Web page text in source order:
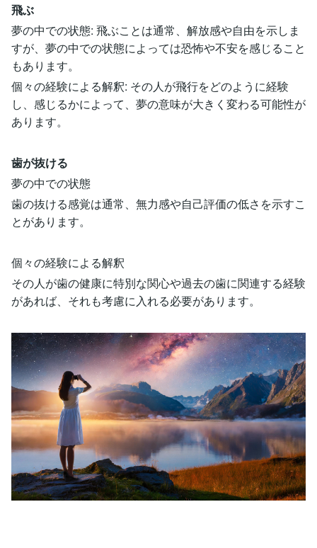
飛ぶ
夢の中での状態: 飛ぶことは通常、解放感や自由を示しま
すが、夢の中での状態によっては恐怖や不安を感じること
もあります。
個々の経験による解釈: その人が飛行をどのように経験
し、感じるかによって、夢の意味が大きく変わる可能性が
あります。
歯が抜ける
夢の中での状態
歯の抜ける感覚は通常、無力感や自己評価の低さを示すこ
とがあります。
個々の経験による解釈
その人が歯の健康に特別な関心や過去の歯に関連する経験
があれば、それも考慮に入れる必要があります。